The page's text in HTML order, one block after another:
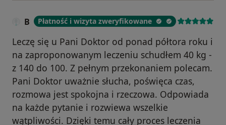
B Płatność i wizyta zweryfikowane
Leczę się u Pani Doktor od ponad półtora roku i
na zaproponowanym leczeniu schudłem 40 kg -
z 140 do 100. Z pełnym przekonaniem polecam.
Pani Doktor uważnie słucha, poświęca czas,
rozmowa jest spokojna i rzeczowa. Odpowiada
na każde pytanie i rozwiewa wszelkie
wątpliwości. Dzięki temu cały proces leczenia